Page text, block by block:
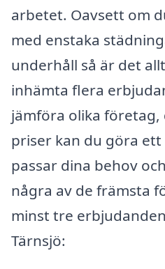
arbetet. Oavsett om
med enstaka
underhåll så är det
inhämta flera
jämföra olika
priser kan du göra
passar dina behov
några av de främsta
minst tre
Tärnsjö: